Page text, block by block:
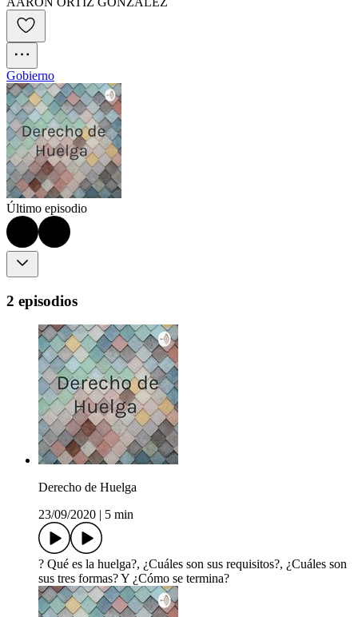
Gobierno
Último episodio
2 episodios
Derecho de Huelga
23/09/2020
5 min
? Qué es la huelga?, ¿Cuáles son sus requisitos?, ¿Cuáles son
sus tres formas? Y ¿Cómo se termina?